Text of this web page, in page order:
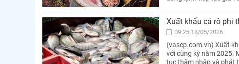
Xuất khẩu cá rô phi
09:25 18/05/2026
(vasep.com.vn) Xuất
với cùng kỳ năm 2025.
tục thâm nhập và phát